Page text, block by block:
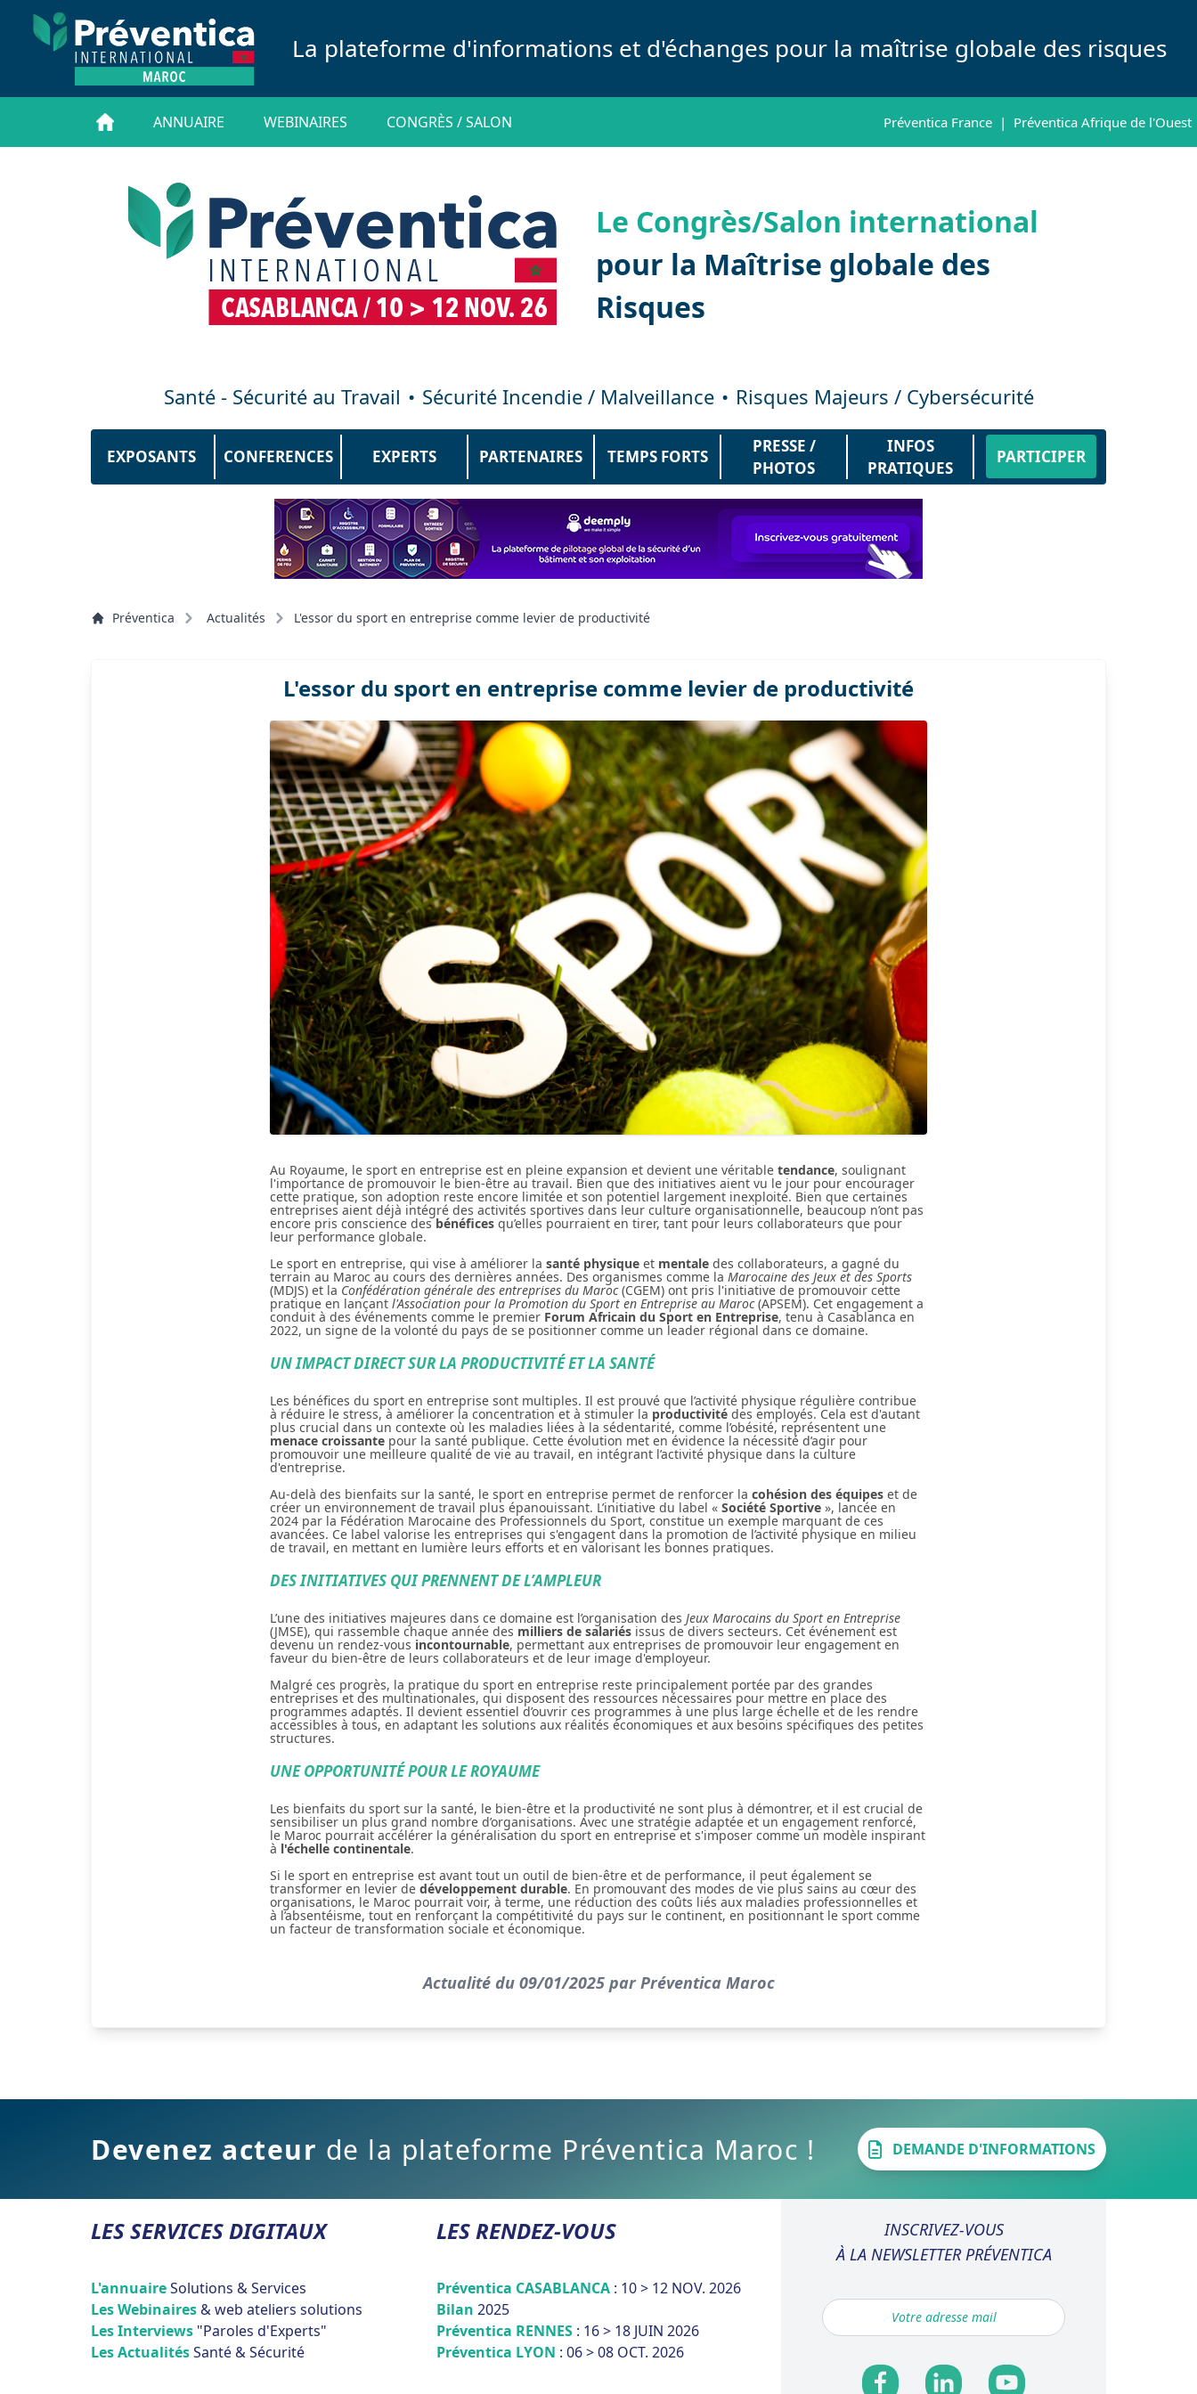
La plateforme d'informations et d'échanges pour la maîtrise globale des risques
ANNUAIRE WEBINAIRES CONGRÈS / SALON Préventica France | Préventica Afrique de l'Ouest
Le Congrès/Salon international
pour la Maîtrise globale des
Risques
Santé - Sécurité au Travail Sécurité Incendie / Malveillance Risques Majeurs / Cybersécurité
EXPOSANTS CONFERENCES EXPERTS PARTENAIRES TEMPS FORTS
PRESSE /
PHOTOS
INFOS
PRATIQUES
PARTICIPER
Préventica Actualités L'essor du sport en entreprise comme levier de productivité
L'essor du sport en entreprise comme levier de productivité
Au Royaume, le sport en entreprise est en pleine expansion et devient une véritabletendance, soulignant
l'importance de promouvoir le bien-être au travail. Bien que des initiatives aient vu le jour pour encourager
cette pratique, son adoption reste encore limitée et son potentiel largement inexploité. Bien que certaines
entreprises aient déjà intégré des activités sportives dans leur culture organisationnelle, beaucoup n’ont pas
encore pris conscience desbénéficesqu’elles pourraient en tirer, tant pour leurs collaborateurs que pour
leur performance globale.
Le sport en entreprise, qui vise à améliorer lasanté physique et mentaledes collaborateurs, a gagné du
terrain au Maroc au cours des dernières années. Des organismes comme laMarocaine des Jeux et des Sports
(MDJS) et la Confédération générale des entreprises du Maroc(CGEM) ont pris l'initiative de promouvoir cette
pratique en lançantl'Association pour la Promotion du Sport en Entreprise au Maroc(APSEM). Cet engagement a
conduit à des événements comme le premier Forum Africain du Sport en Entreprise, tenu à Casablanca en
2022, un signe de la volonté du pays de se positionner comme un leader régional dans ce domaine.
UN IMPACT DIRECT SUR LA PRODUCTIVITÉ ET LA SANTÉ
Les bénéfices du sport en entreprise sont multiples. Il est prouvé que l’activité physique régulière contribue
à réduire le stress, à améliorer la concentration et à stimuler la productivité des employés. Cela est d'autant
plus crucial dans un contexte où les maladies liées à la sédentarité, comme l’obésité, représentent une
menace croissante pour la santé publique. Cette évolution met en évidence la nécessité d’agir pour
promouvoir une meilleure qualité de vie au travail, en intégrant l’activité physique dans la culture
d'entreprise.
Au-delà des bienfaits sur la santé, le sport en entreprise permet de renforcer lacohésion des équipes et de
créer un environnement de travail plus épanouissant. L’initiative du label «Société Sportive », lancée en
2024 par la Fédération Marocaine des Professionnels du Sport, constitue un exemple marquant de ces
avancées. Ce label valorise les entreprises qui s'engagent dans la promotion de l’activité physique en milieu
de travail, en mettant en lumière leurs efforts et en valorisant les bonnes pratiques.
DES INITIATIVES QUI PRENNENT DE L’AMPLEUR
L’une des initiatives majeures dans ce domaine est l’organisation desJeux Marocains du Sport en Entreprise
(JMSE), qui rassemble chaque année des milliers de salariés issus de divers secteurs. Cet événement est
devenu un rendez-vous incontournable, permettant aux entreprises de promouvoir leur engagement en
faveur du bien-être de leurs collaborateurs et de leur image d'employeur.
Malgré ces progrès, la pratique du sport en entreprise reste principalement portée par des grandes
entreprises et des multinationales, qui disposent des ressources nécessaires pour mettre en place des
programmes adaptés. Il devient essentiel d’ouvrir ces programmes à une plus large échelle et de les rendre
accessibles à tous, en adaptant les solutions aux réalités économiques et aux besoins spécifiques des petites
structures.
UNE OPPORTUNITÉ POUR LE ROYAUME
Les bienfaits du sport sur la santé, le bien-être et la productivité ne sont plus à démontrer, et il est crucial de
sensibiliser un plus grand nombre d’organisations. Avec une stratégie adaptée et un engagement renforcé,
le Maroc pourrait accélérer la généralisation du sport en entreprise et s'imposer comme un modèle inspirant
à l'échelle continentale.
Si le sport en entreprise est avant tout un outil de bien-être et de performance, il peut également se
transformer en levier dedéveloppement durable. En promouvant des modes de vie plus sains au cœur des
organisations, le Maroc pourrait voir, à terme, une réduction des coûts liés aux maladies professionnelles et
à l’absentéisme, tout en renforçant la compétitivité du pays sur le continent, en positionnant le sport comme
un facteur de transformation sociale et économique.
Actualité du 09/01/2025 par Préventica Maroc
Devenez acteur de la plateforme Préventica Maroc ! DEMANDE D'INFORMATIONS
LES SERVICES DIGITAUX
L'annuaireSolutions & Services
Les Webinaires& web ateliers solutions
Les Interviews "Paroles d'Experts"
Les ActualitésSanté & Sécurité
LES RENDEZ-VOUS
Préventica CASABLANCA : 10 > 12 NOV. 2026
Bilan 2025
Préventica RENNES : 16 > 18 JUIN 2026
Préventica LYON : 06 > 08 OCT. 2026
INSCRIVEZ-VOUS
À LA NEWSLETTER PRÉVENTICA